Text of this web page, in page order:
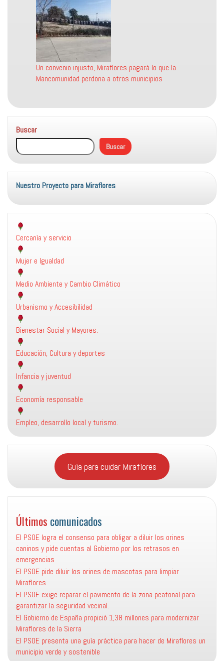
Un convenio injusto, Miraflores pagará lo que la
Mancomunidad perdona a otros municipios
Buscar
Buscar
Nuestro Proyecto para Miraflores
Cercanía y servicio
Mujer e Igualdad
Medio Ambiente y Cambio Climático
Urbanismo y Accesibilidad
Bienestar Social y Mayores.
Educación, Cultura y deportes
Infancia y juventud
Economía responsable
Empleo, desarrollo local y turismo.
Guía para cuidar Miraflores
Últimos comunicados
El PSOE logra el consenso para obligar a diluir los orines
caninos y pide cuentas al Gobierno por los retrasos en
emergencias
El PSOE pide diluir los orines de mascotas para limpiar
Miraflores
El PSOE exige reparar el pavimento de la zona peatonal para
garantizar la seguridad vecinal.
El Gobierno de España propició 1,38 millones para modernizar
Miraflores de la Sierra
El PSOE presenta una guía práctica para hacer de Miraflores un
municipio verde y sostenible